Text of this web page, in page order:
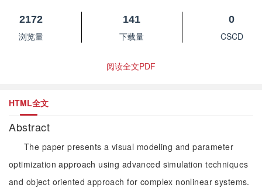
2172
浏览量
141
下载量
0
CSCD
阅读全文PDF
HTML全文
Abstract
The paper presents a visual modeling and parameter
optimization approach using advanced simulation techniques
and object oriented approach for complex nonlinear systems.